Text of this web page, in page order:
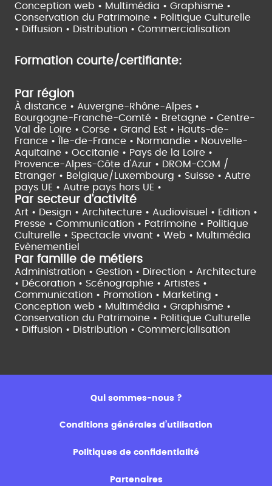
Conception web • Multimédia • Graphisme •
Conservation du Patrimoine • Politique Culturelle
• Diffusion • Distribution • Commercialisation
Formation courte/certifiante:
Par région
À distance • Auvergne-Rhône-Alpes •
Bourgogne-Franche-Comté • Bretagne • Centre-
Val de Loire • Corse • Grand Est • Hauts-de-
France •
Île-de-France • Normandie • Nouvelle-
Aquitaine • Occitanie • Pays de la Loire •
Provence-Alpes-Côte d'Azur • DROM-COM /
Etranger • Belgique/Luxembourg • Suisse • Autre
pays UE • Autre pays hors UE •
Par secteur d'activité
Art • Design • Architecture • Audiovisuel • Edition •
Presse • Communication • Patrimoine • Politique
Culturelle • Spectacle vivant • Web • Multimédia
Evènementiel
Par famille de métiers
Administration • Gestion • Direction • Architecture
• Décoration • Scénographie • Artistes •
Communication • Promotion • Marketing •
Conception web • Multimédia • Graphisme •
Conservation du Patrimoine • Politique Culturelle
• Diffusion • Distribution • Commercialisation
Qui sommes-nous ?
Conditions générales d’utilisation
Politiques de confidentialité
Partenaires